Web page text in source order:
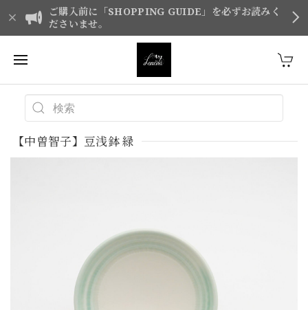
ご購入前に「SHOPPING GUIDE」を必ずお読みく
ださいませ。
【中曽智子】豆浅鉢 緑